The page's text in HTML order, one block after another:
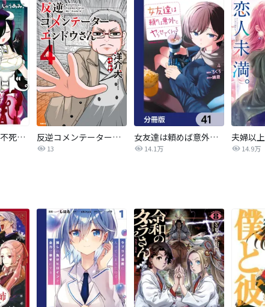
オーバーロード 不死者のOh! 反逆コメンテーターエンドウさん
13
女友達は頼めば意外とヤらせてくれる【分冊版】
14.1万 14.9万